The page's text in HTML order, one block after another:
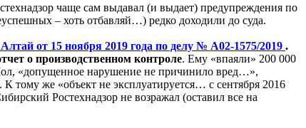
чаще сам выдавал (и выдает) предупреждения по
– хоть отбавляй…) редко доходили до суда.
от 15 ноября 2019 года по делу № А02-1575/2019 .
о производственном контроле. Ему «впаяли» 200 000
«допущенное нарушение не причинило вред…»,
тому же «объект не эксплуатируется… с сентября 2016
Ростехнадзор не возражал (оставил все на